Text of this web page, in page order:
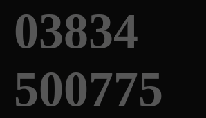
03834
500775